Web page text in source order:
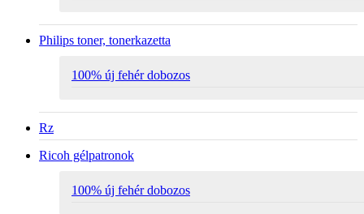
Philips toner, tonerkazetta
100% új fehér dobozos
Rz
Ricoh gélpatronok
100% új fehér dobozos